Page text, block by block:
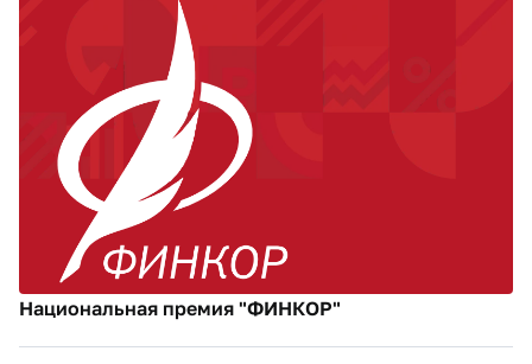
Национальная премия "ФИНКОР"